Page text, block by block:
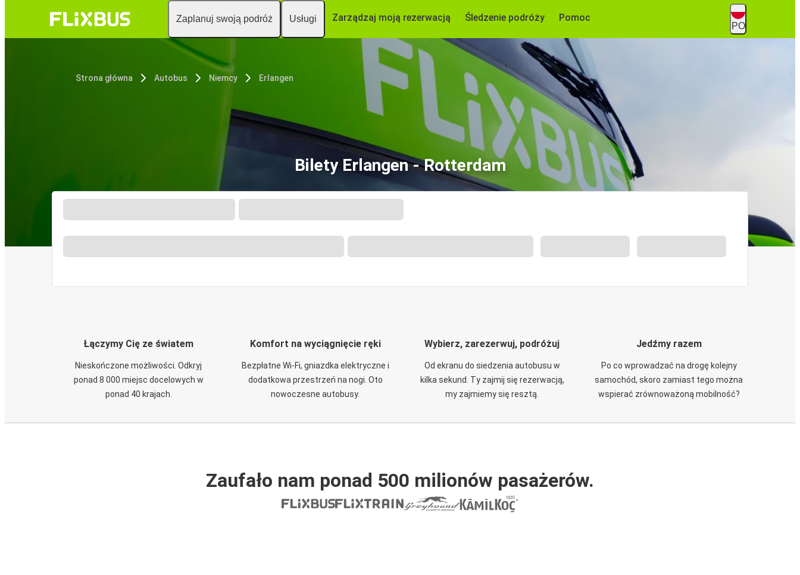
Zaplanuj swoją podróż Usługi Zarządzaj moją rezerwacją Śledzenie podróży Pomoc
PO
Strona główna Autobus Niemcy Erlangen
Bilety Erlangen - Rotterdam
Łączymy Cię ze światem
Nieskończone możliwości. Odkryj
ponad 8 000 miejsc docelowych w
ponad 40 krajach.
Komfort na wyciągnięcie ręki
Bezpłatne Wi-Fi, gniazdka elektryczne i
dodatkowa przestrzeń na nogi. Oto
nowoczesne autobusy.
Wybierz, zarezerwuj, podróżuj
Od ekranu do siedzenia autobusu w
kilka sekund. Ty zajmij się rezerwacją,
my zajmiemy się resztą.
Jedźmy razem
Po co wprowadzać na drogę kolejny
samochód, skoro zamiast tego można
wspierać zrównoważoną mobilność?
Zaufało nam ponad 500 milionów pasażerów.